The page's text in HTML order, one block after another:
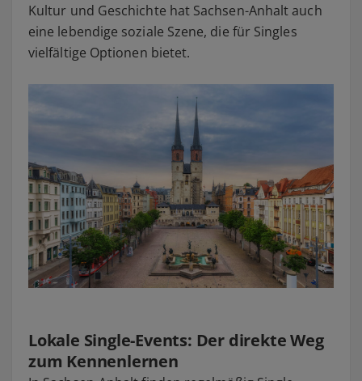
Kultur und Geschichte hat Sachsen-Anhalt auch
eine lebendige soziale Szene, die für Singles
vielfältige Optionen bietet.
Lokale Single-Events: Der direkte Weg
zum Kennenlernen